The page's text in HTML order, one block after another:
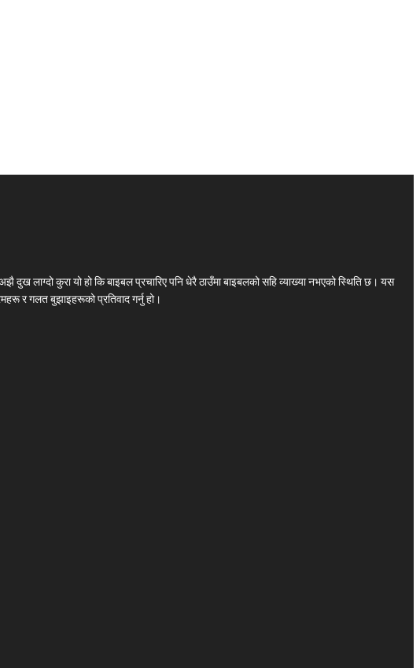
लाग्दो कुरा यो हो कि बाइबल प्रचारिए पनि धेरै ठाउँमा बाइबलको सहि व्याख्या नभएको स्थिति छ। यस
र गलत बुझाइहरूको प्रतिवाद गर्नु हो।